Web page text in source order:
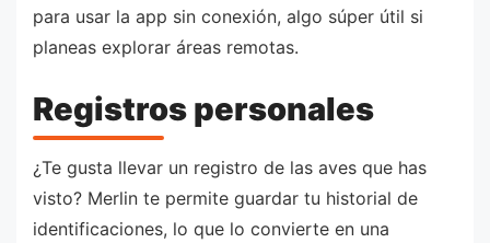
para usar la app sin conexión, algo súper útil si
planeas explorar áreas remotas.
Registros personales
¿Te gusta llevar un registro de las aves que has
visto? Merlin te permite guardar tu historial de
identificaciones, lo que lo convierte en una